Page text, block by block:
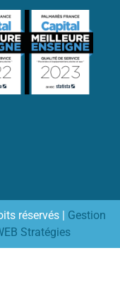
réservés | Gestion
Stratégies